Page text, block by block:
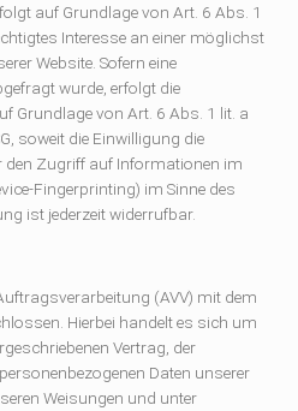
auf Grundlage von Art. 6 Abs. 1
Interesse an einer möglichst
Website. Sofern eine
wurde, erfolgt die
Grundlage von Art. 6 Abs. 1 lit. a
soweit die Einwilligung die
den Zugriff auf Informationen im
Fingerprinting) im Sinne des
ist jederzeit widerrufbar.
(AVV) mit dem
Hierbei handelt es sich um
Vertrag, der
Daten unserer
Weisungen und unter